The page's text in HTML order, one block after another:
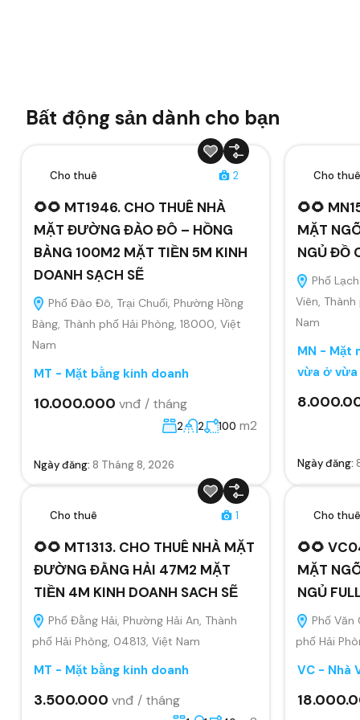
Bất động sản dành cho bạn
Cho thuê 2
🌻🌻 MT1946. CHO THUÊ NHÀ
MẶT ĐƯỜNG ĐÀO ĐÔ – HỒNG
BÀNG 100M2 MẶT TIỀN 5M KINH
DOANH SẠCH SẼ
Phố Đào Đô, Trại Chuối, Phường Hồng
Bàng, Thành phố Hải Phòng, 18000, Việt
Nam
MT - Mặt bằng kinh doanh
10.000.000 vnđ / tháng
2 2 100 m2
Ngày đăng: 8 Tháng 8, 2026
Cho thuê
🌻🌻
MẶT
NGỦ ĐỒ
Phố
Viên,
Nam
MN - Mặt
vừa ở vừa
Ngày đăng:
Cho thuê 1
🌻🌻 MT1313. CHO THUÊ NHÀ MẶT
ĐƯỜNG ĐẰNG HẢI 47M2 MẶT
TIỀN 4M KINH DOANH SACH SẼ
Phố Đằng Hải, Phường Hải An, Thành
phố Hải Phòng, 04813, Việt Nam
MT - Mặt bằng kinh doanh
3.500.000 vnđ / tháng
Cho thuê
🌻🌻
MẶT
NGỦ
Phố Văn
phố Hải
VC - Nhà